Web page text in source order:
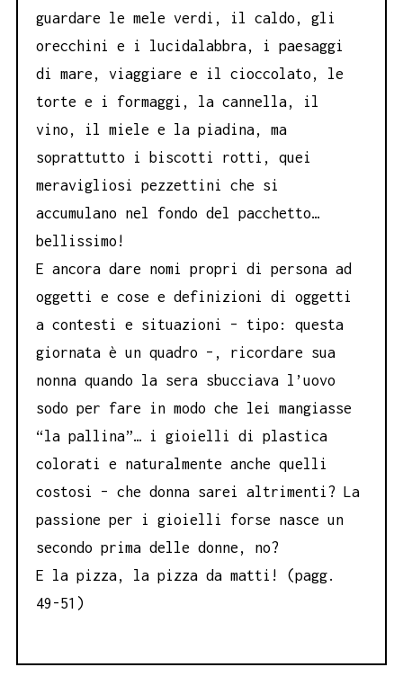
guardare le mele verdi, il caldo, gli
orecchini e i lucidalabbra, i paesaggi
di mare, viaggiare e il cioccolato, le
torte e i formaggi, la cannella, il
vino, il miele e la piadina, ma
soprattutto i biscotti rotti, quei
meravigliosi pezzettini che si
accumulano nel fondo del pacchetto…
bellissimo!
E ancora dare nomi propri di persona ad
oggetti e cose e definizioni di oggetti
a contesti e situazioni – tipo: questa
giornata è un quadro –, ricordare sua
nonna quando la sera sbucciava l’uovo
sodo per fare in modo che lei mangiasse
“la pallina”… i gioielli di plastica
colorati e naturalmente anche quelli
costosi – che donna sarei altrimenti? La
passione per i gioielli forse nasce un
secondo prima delle donne, no?
E la pizza, la pizza da matti! (pagg.
49-51)